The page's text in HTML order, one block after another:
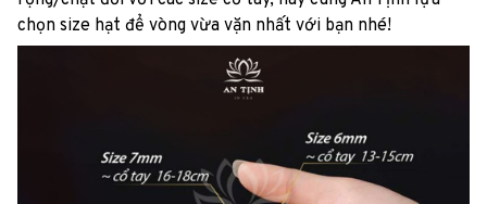
chọn size hạt để vòng vừa vặn nhất với bạn nhé!